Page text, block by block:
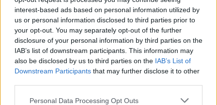
interest-based ads based on personal information utilized by
us or personal information disclosed to third parties prior to
your opt-out. You may separately opt-out of the further
disclosure of your personal information by third parties on the
IAB’s list of downstream participants. This information may
also be disclosed by us to third parties on the IAB’s List of
Downstream Participants that may further disclose it to other
Please note that this website/app uses one or more Google
Personal Data Processing Opt Outs
οικονομία - επιδιώκει η κυβέρνηση: Σε
εξέλιξη επιχείρηση αλλαγής ατζέντας
Στην κυβέρνηση θεωρούν πως μετά την
έξοδο του Σ. Λιβανού από την κυβέρνηση
και τη διαγραφή του Π. Δούκα από τη Νέα
Δημοκρατία μπήκαν σαφείς «κόκκινες
γραμμές» και δεν θα υπάρξουν ανάλογα